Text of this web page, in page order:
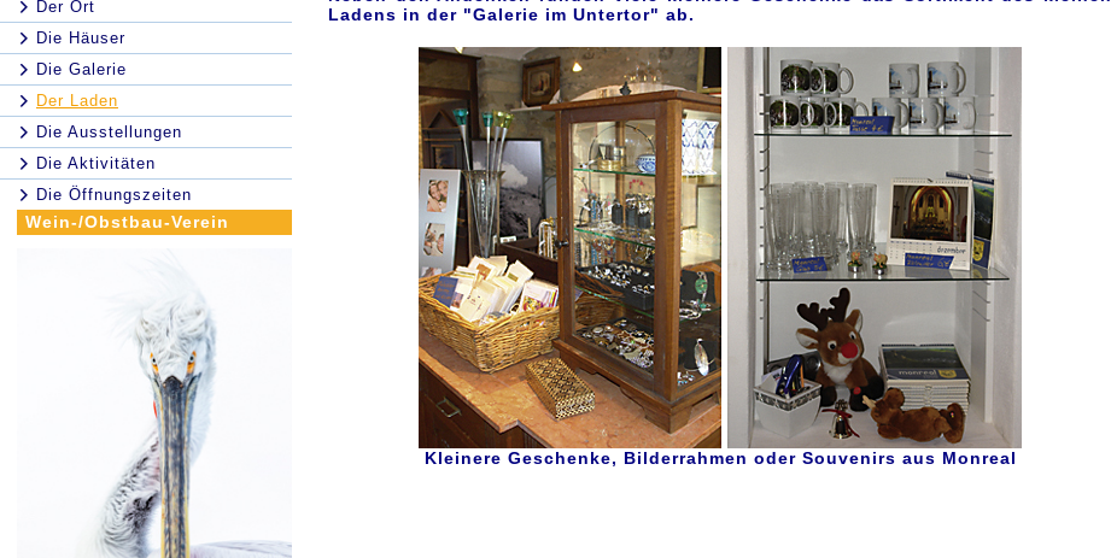
Der Ort
Die Häuser
Die Galerie
Der Laden
Die Ausstellungen
Die Aktivitäten
Die Öffnungszeiten
Wein-/Obstbau-Verein
Ladens in der "Galerie im Untertor" ab.
Kleinere Geschenke, Bilderrahmen oder Souvenirs aus Monreal